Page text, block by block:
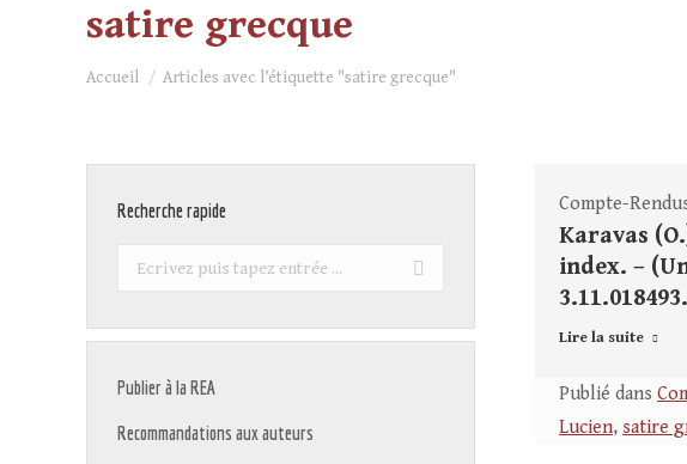
satire grecque
Vous êtes ici :
Accueil Articles avec l’étiquette "satire grecque"
Compte-
Karavas
index. –
Lire la suite
Publié dans
Lucien, satire
Recherche rapide
Recherche
Publier à la REA
Recommandations aux auteurs